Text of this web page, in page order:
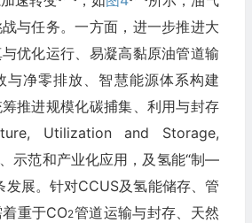
与任务。一方面，进一步推进大
优化运行、易凝高黏原油管道输
与净零排放、智慧能源体系构建
推进规模化碳捕集、利用与封存
Utilization and Storage,
示范和产业化应用，及氢能“制—
展。针对CCUS及氢能储存、管
重于CO2管道运输与封存、天然